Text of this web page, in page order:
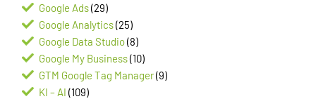
Google Ads(29)
Google Analytics(25)
Google Data Studio(8)
Google My Business(10)
GTM Google Tag Manager(9)
KI – AI (109)